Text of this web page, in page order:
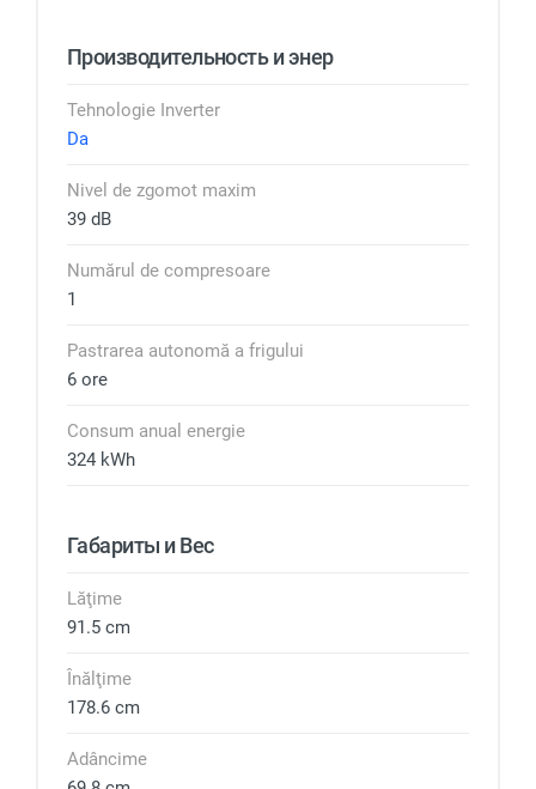
Производительность и энер
Tehnologie Inverter
Da
Nivel de zgomot maxim
39 dB
Numărul de compresoare
1
Pastrarea autonomă a frigului
6 ore
Consum anual energie
324 kWh
Габариты и Вес
Lăţime
91.5 cm
Înălţime
178.6 cm
Adâncime